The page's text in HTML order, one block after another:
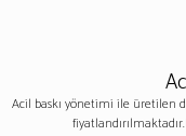
Acil baskı yönetimi ile üretilen